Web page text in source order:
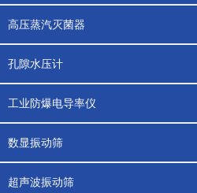
高压蒸汽灭菌器
孔隙水压计
工业防爆电导率仪
数显振动筛
超声波振动筛